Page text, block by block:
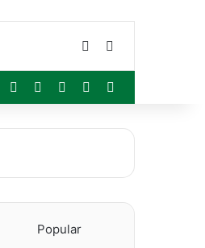
Switch skin
Facebook YouTubeInstagramWhatsApp
Popular